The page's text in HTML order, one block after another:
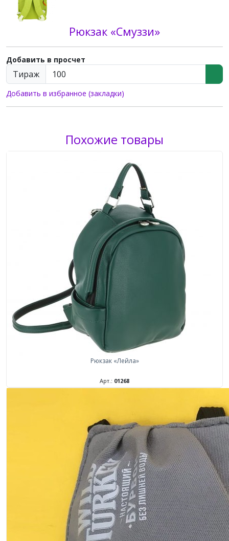
Рюкзак «Смуззи»
Добавить в просчет
Тираж
Добавить в избранное (закладки)
Похожие товары
Рюкзак «Лейла»
Арт.: 01268